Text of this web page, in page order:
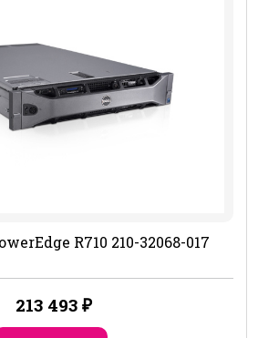
R710 210-32068-017
213 493 ₽